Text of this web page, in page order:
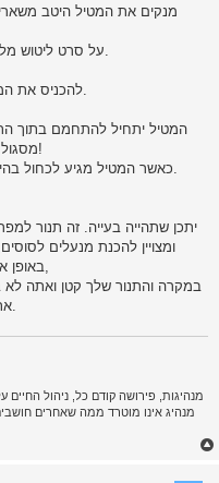
2. על סרט ליטוש מלטשים לאורך המטיל עד שהפלדה מבריקה.
4. להכניס את המטיל כשהצד המלוטש שלו ניתן להתבונן בו.
המטיל יתחיל להתחמם בתוך
מסגול לכחול כהה ולכחול בהיר יותר. זה קורה מהר!
כאשר המטיל מגיע לכחול בהיר, הוצא אותו מהתנור וקבור אותו בורמיקוליט.
ומצויין להכנת מנעלים
באופן אחיד, החימום האחיד חשוב ביותר, ממש חיוני,
במקרה והתנור שלך קטן ואתה
את התנור אבל תחליש משמעותית את הלהבה.
מנהיג אינו מוטרד ממה שאחרים